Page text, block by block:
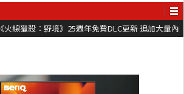
火線獵殺：野境》25週年免費DLC更新 追加大量內
時超平價折扣